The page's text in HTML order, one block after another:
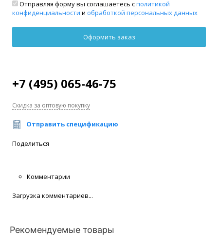
Отправляя форму вы соглашаетесь сполитикой
конфиденциальности и обработкой персональных данных
+7 (495) 065-46-75
Скидка за оптовую покупку
Отправить спецификацию
Поделиться
Комментарии
Загрузка комментариев...
Рекомендуемые товары